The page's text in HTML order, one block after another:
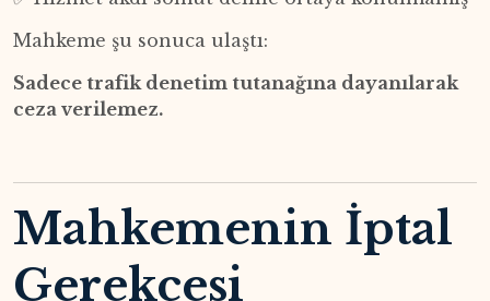
Mahkeme şu sonuca ulaştı:
Sadece trafik denetim tutanağına dayanılarak
ceza verilemez.
Mahkemenin İptal
Gerekçesi